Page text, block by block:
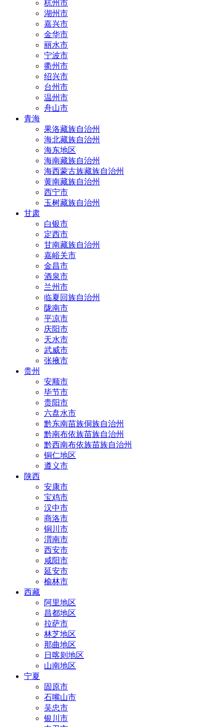
杭州市
湖州市
嘉兴市
金华市
丽水市
宁波市
衢州市
绍兴市
台州市
温州市
舟山市
青海
果洛藏族自治州
海北藏族自治州
海东地区
海南藏族自治州
海西蒙古族藏族自治州
黄南藏族自治州
西宁市
玉树藏族自治州
甘肃
白银市
定西市
甘南藏族自治州
嘉峪关市
金昌市
酒泉市
兰州市
临夏回族自治州
陇南市
平凉市
庆阳市
天水市
武威市
张掖市
贵州
安顺市
毕节市
贵阳市
六盘水市
黔东南苗族侗族自治州
黔南布依族苗族自治州
黔西南布依族苗族自治州
铜仁地区
遵义市
陕西
安康市
宝鸡市
汉中市
商洛市
铜川市
渭南市
西安市
咸阳市
延安市
榆林市
西藏
阿里地区
昌都地区
拉萨市
林芝地区
那曲地区
日喀则地区
山南地区
宁夏
固原市
石嘴山市
吴忠市
银川市